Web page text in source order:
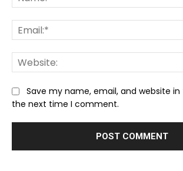
Save my name, email, and website
the next time I comment.